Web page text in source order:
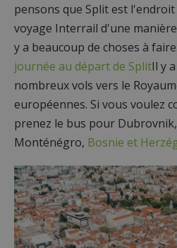
pensons que Split est
voyage Interrail d'une
y a beaucoup de choses à faire.
journée au départ de SplitIl y
nombreux vols vers le
européennes. Si vous voulez
prenez le bus pour
Monténégro, Bosnie et